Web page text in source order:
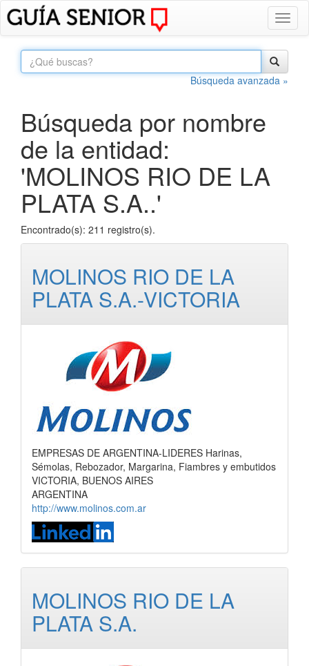
Búsqueda avanzada »
Búsqueda por nombre
de la entidad:
'MOLINOS RIO DE LA
PLATA S.A..'
Encontrado(s): 211 registro(s).
MOLINOS RIO DE LA
PLATA S.A.-VICTORIA
EMPRESAS DE ARGENTINA-LIDERES Harinas,
Sémolas, Rebozador, Margarina, Fiambres y embutidos
VICTORIA, BUENOS AIRES
ARGENTINA
http://www.molinos.com.ar
MOLINOS RIO DE LA
PLATA S.A.